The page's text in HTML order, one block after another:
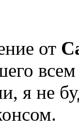
от
всем
я не